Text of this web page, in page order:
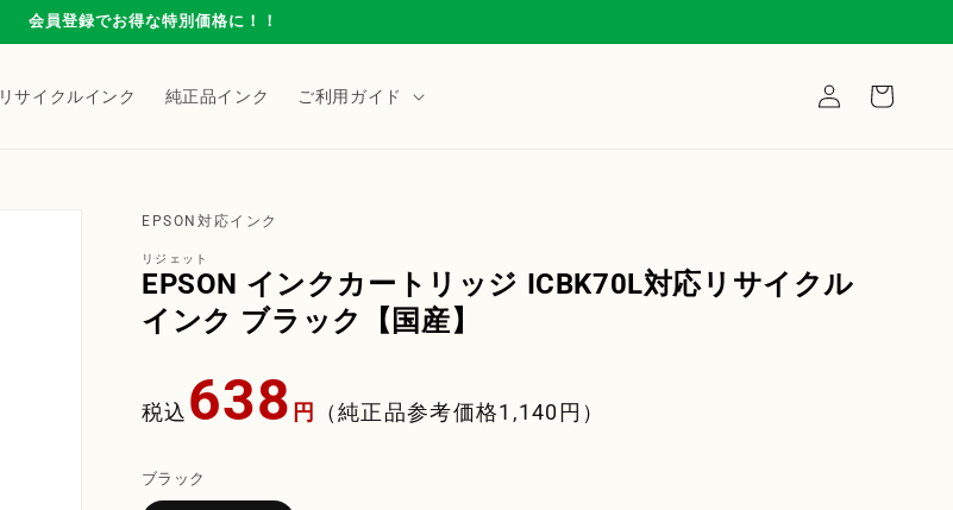
会員登録でお得な特別価格に！！
リサイクルインク 純正品インク ご利用ガイド
ロ
イ
ー
EPSON対応インク
リジェット
EPSON インクカートリッジ ICBK70L対応リサイクル
インク ブラック【国産】
税込
通
常
格
638 円 （純正品参考価格1,140 円）
ブラック